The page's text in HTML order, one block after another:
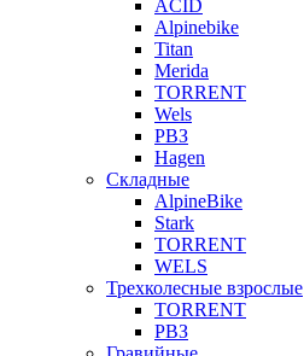
ACID
Alpinebike
Titan
Merida
TORRENT
Wels
РВЗ
Hagen
Складные
AlpineBike
Stark
TORRENT
WELS
Трехколесные взрослые
TORRENT
РВЗ